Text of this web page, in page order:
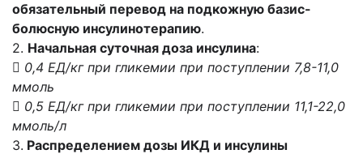
обязательный перевод на подкожную базис-
болюсную инсулинотерапию.
2. Начальная суточная доза инсулина:
 0,4 ЕД/кг при гликемии при поступлении 7,8-11,0
ммоль
 0,5 ЕД/кг при гликемии при поступлении 11,1-22,0
ммоль/л
3. Распределением дозы ИКД и инсулины